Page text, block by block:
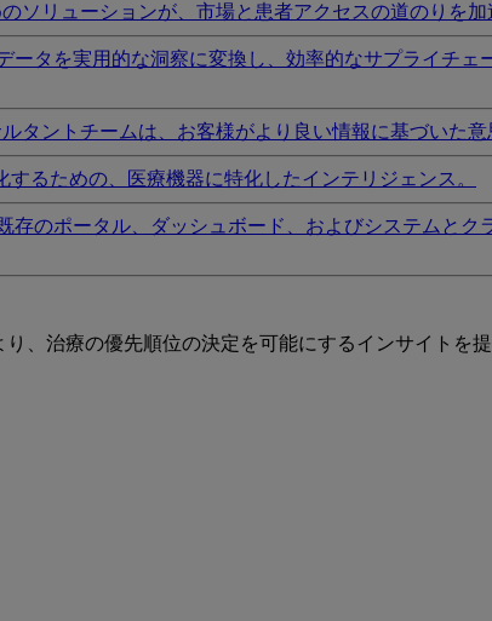
ソリューションが、市場と患者アクセスの道のりを加
ータを実用的な洞察に変換し、効率的なサプライチ
タントチームは、お客様がより良い情報に基づいた意
るための、医療機器に特化したインテリジェンス。
存のポータル、ダッシュボード、およびシステムと
、治療の優先順位の決定を可能にするインサイトを提